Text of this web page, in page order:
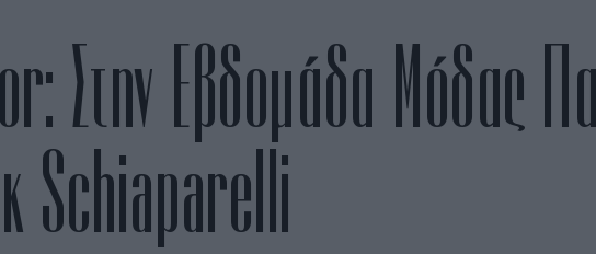
Στην Εβδομάδα Μόδας
Schiaparelli